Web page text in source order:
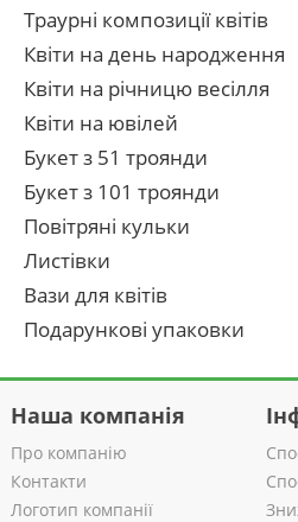
Траурні композиції квітів
Квіти на день народження
Квіти на річницю весілля
Квіти на ювілей
Букет з 51 троянди
Букет з 101 троянди
Повітряні кульки
Листівки
Вази для квітів
Подарункові упаковки
Наша компанія
Про компанію
Контакти
Логотип компанії